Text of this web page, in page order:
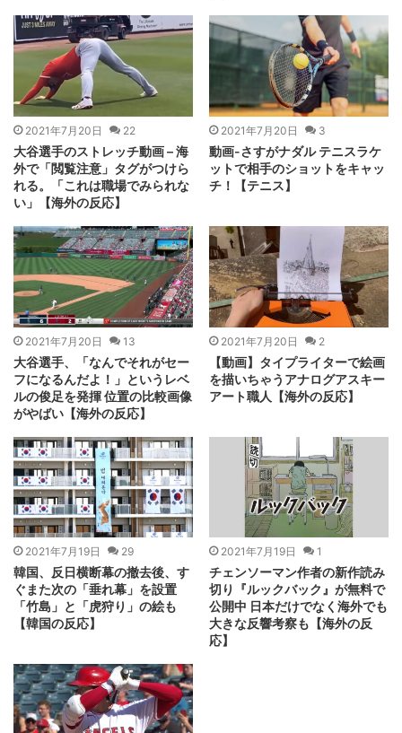
2021年7月20日 22
大谷選手のストレッチ動画 – 海
外で「閲覧注意」タグがつけら
れる。「これは職場でみられな
い」【海外の反応】
2021年7月20日 3
動画-さすがナダル テニスラケ
ットで相手のショットをキャッ
チ！【テニス】
2021年7月20日 13
大谷選手、「なんでそれがセー
フになるんだよ！」というレベ
ルの俊足を発揮 位置の比較画像
がやばい【海外の反応】
2021年7月20日 2
【動画】タイプライターで絵画
を描いちゃうアナログアスキー
アート職人【海外の反応】
2021年7月19日 29
韓国、反日横断幕の撤去後、す
ぐまた次の「垂れ幕」を設置
「竹島」と「虎狩り」の絵も
【韓国の反応】
2021年7月19日 1
チェンソーマン作者の新作読み
切り『ルックバック』が無料で
公開中 日本だけでなく海外でも
大きな反響考察も【海外の反
応】